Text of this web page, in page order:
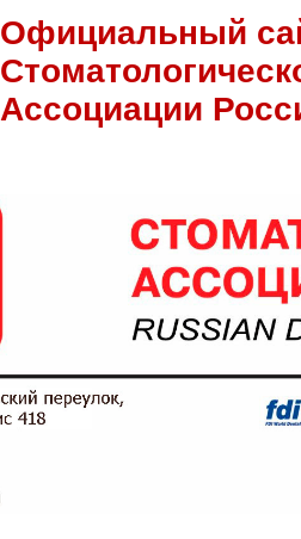
Официальный
Ассоциации